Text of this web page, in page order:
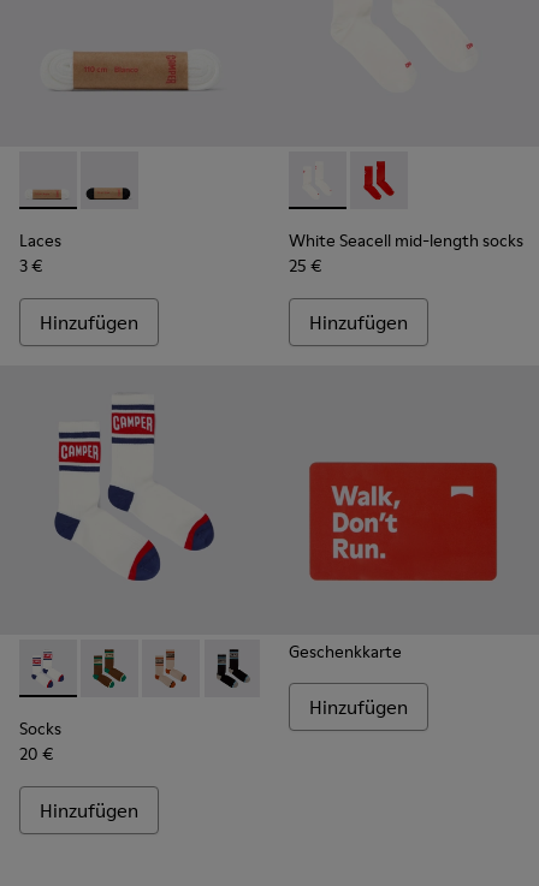
Laces - KL00001-002 - Flache weiße Schnürsenkel
Laces - KL00001-001 - Flache schwarze
Laces
3 €
Hinzufügen
White Seacell mid-length
White Seacell mid-
White Seacell mid-length socks
25 €
Hinzufügen
Socks - KA00073-004 - Mittellange Socken in Weiß, Rot
Socks - KA00073-009 - Mittellange Socken in
Socks - KA00073-008 - Mittellange Socken
Socks - KA00073-007
Socks - KA00073-006
Socks - KA00073-005 -
Socks
20 €
Hinzufügen
Geschenkkarte
Hinzufügen